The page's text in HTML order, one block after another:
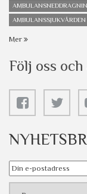
AMBULANSSJUKVÅRDEN
Mer
Följ oss